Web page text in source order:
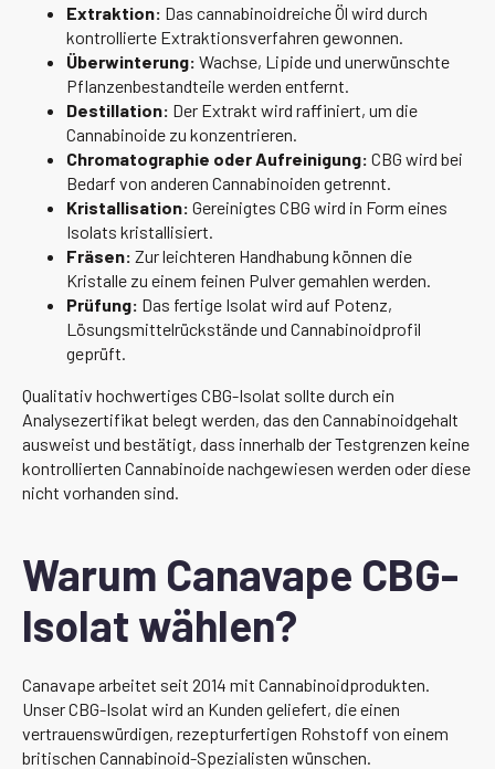
Extraktion: Das cannabinoidreiche Öl wird durch
kontrollierte Extraktionsverfahren gewonnen.
Überwinterung: Wachse, Lipide und unerwünschte
Pflanzenbestandteile werden entfernt.
Destillation: Der Extrakt wird raffiniert, um die
Cannabinoide zu konzentrieren.
Chromatographie oder Aufreinigung: CBG wird bei
Bedarf von anderen Cannabinoiden getrennt.
Kristallisation: Gereinigtes CBG wird in Form eines
Isolats kristallisiert.
Fräsen: Zur leichteren Handhabung können die
Kristalle zu einem feinen Pulver gemahlen werden.
Prüfung: Das fertige Isolat wird auf Potenz,
Lösungsmittelrückstände und Cannabinoidprofil
geprüft.
Qualitativ hochwertiges CBG-Isolat sollte durch ein
Analysezertifikat belegt werden, das den Cannabinoidgehalt
ausweist und bestätigt, dass innerhalb der Testgrenzen keine
kontrollierten Cannabinoide nachgewiesen werden oder diese
nicht vorhanden sind.
Warum Canavape CBG-
Isolat wählen?
Canavape arbeitet seit 2014 mit Cannabinoidprodukten.
Unser CBG-Isolat wird an Kunden geliefert, die einen
vertrauenswürdigen, rezepturfertigen Rohstoff von einem
britischen Cannabinoid-Spezialisten wünschen.